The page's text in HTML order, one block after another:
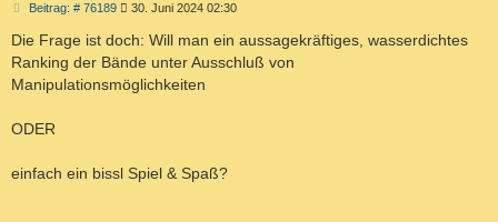
Beitrag: # 76189B
i
t
r
g
30. Juni 2024 02:30
Die Frage ist doch: Will man ein aussagekräftiges, wasserdichtes
Ranking der Bände unter Ausschluß von
Manipulationsmöglichkeiten
ODER
einfach ein bissl Spiel & Spaß?